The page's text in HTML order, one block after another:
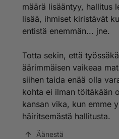
määrä lisääntyy, hallitus
lisää, ihmiset kiristävät
entistä enemmän... jne.
Totta sekin, että
äärimmäisen vaikeaa
siihen taida enää olla
kohta ei ilman töitäkään
kansan vika, kun emme
häiritsemästä hallitusta.
Äänestä